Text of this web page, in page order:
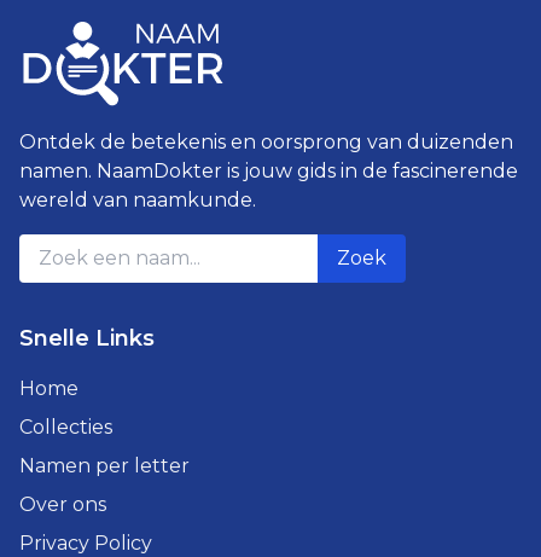
Ontdek de betekenis en oorsprong van duizenden
namen. NaamDokter is jouw gids in de fascinerende
wereld van naamkunde.
Zoek
Snelle Links
Home
Collecties
Namen per letter
Over ons
Privacy Policy